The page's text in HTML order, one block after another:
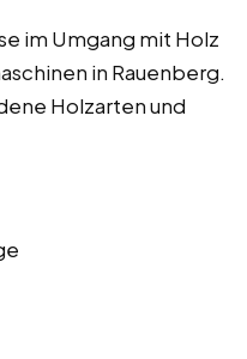
im Umgang mit Holz
in Rauenberg.
Holzarten und